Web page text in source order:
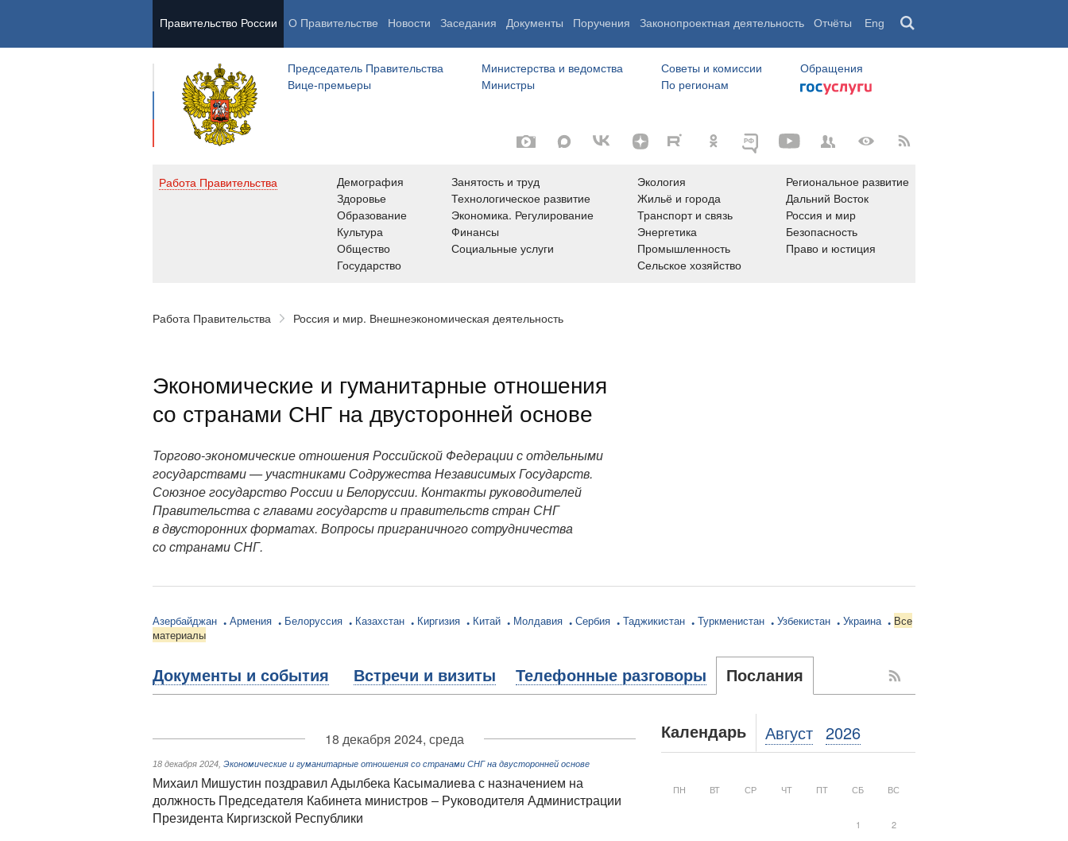
Правительство России О Правительстве Новости Заседания Документы Поручения Законопроектная деятельность Отчёты Eng
Председатель Правительства
Вице-премьеры
Министерства и ведомства
Министры
Советы и комиссии
По регионам
Обращения
Работа Правительства
Демография
Здоровье
Образование
Культура
Общество
Государство
Занятость и труд
Технологическое развитие
Экономика. Регулирование
Финансы
Социальные услуги
Экология
Жильё и города
Транспорт и связь
Энергетика
Промышленность
Сельское хозяйство
Региональное развитие
Дальний Восток
Россия и мир
Безопасность
Право и юстиция
Работа Правительства Россия и мир. Внешнеэкономическая деятельность
Экономические и гуманитарные отношения
со странами СНГ на двусторонней основе
Торгово-экономические отношения Российской Федерации с отдельными
государствами — участниками Содружества Независимых Государств.
Союзное государство России и Белоруссии. Контакты руководителей
Правительства с главами государств и правительств стран СНГ
в двусторонних форматах. Вопросы приграничного сотрудничества
со странами СНГ.
Азербайджан Армения Белоруссия Казахстан Киргизия Китай Молдавия Сербия Таджикистан Туркменистан Узбекистан Украина
Все
материалы
Документы и события Встречи и визиты Телефонные разговоры Послания
18 декабря 2024, среда
18 декабря 2024 Экономические и гуманитарные отношения со странами СНГ на двусторонней основе
Михаил Мишустин поздравил Адылбека Касымалиева с назначением на
должность Председателя Кабинета министров – Руководителя Администрации
Президента Киргизской Республики
Календарь Август 2026
ПН ВТ СР ЧТ ПТ СБ ВС
1 2